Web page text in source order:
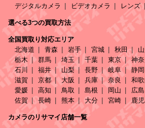
デジタルカメラ
ビデオカメラ レンズ
選べる3つの買取方法
全国買取り対応エリア
北海道
青森 岩手 宮城 秋田
栃木
群馬 埼玉 千葉 東京 神奈
石川
福井 山梨 長野 岐阜 静岡
滋賀
京都 大阪 兵庫 奈良 和
愛媛
高知 鳥取 島根 岡山 広島
佐賀
長崎 熊本 大分 宮崎 鹿
カメラのリサマイ店舗一覧